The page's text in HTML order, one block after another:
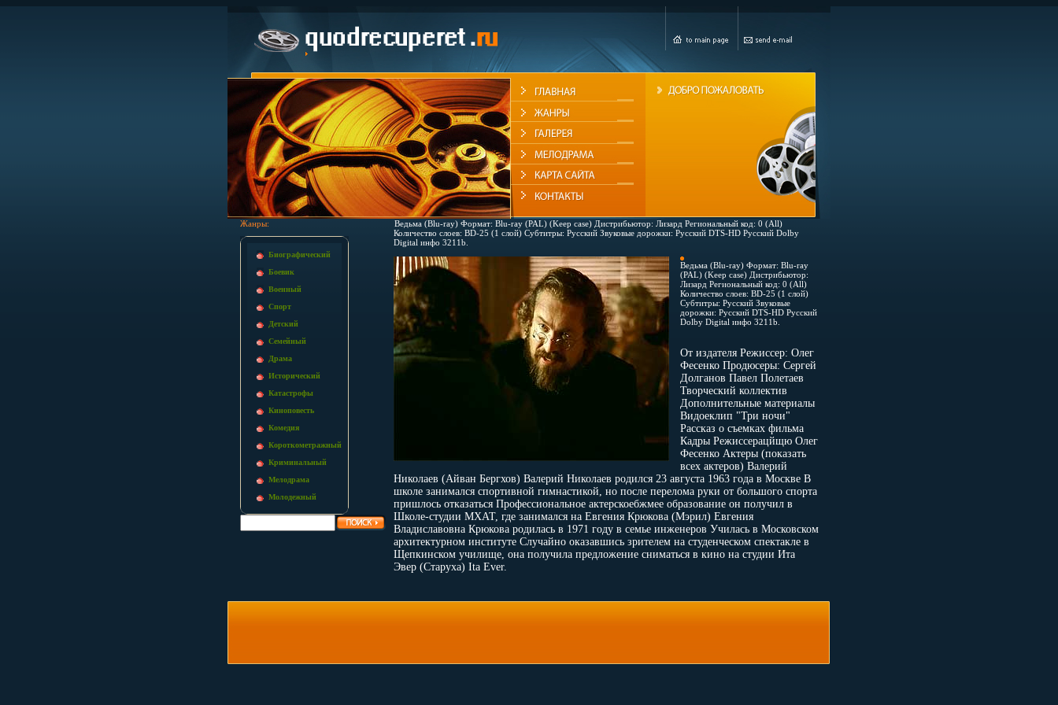
Жанры:
Биографический
Боевик
Военный
Спорт
Детский
Семейный
Драма
Исторический
Катастрофы
Киноповесть
Комедия
Короткометражный
Криминальный
Мелодрама
Молодежный
Ведьма (Blu-ray) Формат: Blu-ray (PAL) (Keep case) Дистрибьютор: Лизард Региональный код: 0 (All)
Количество слоев: BD-25 (1 слой) Субтитры: Русский Звуковые дорожки: Русский DTS-HD Русский Dolby
Digital инфо 3211b.
Ведьма (Blu-ray) Формат: Blu-ray
(PAL) (Keep case) Дистрибьютор:
Лизард Региональный код: 0 (All)
Количество слоев: BD-25 (1 слой)
Субтитры: Русский Звуковые
дорожки: Русский DTS-HD Русский
Dolby Digital инфо 3211b.
От издателя Режиссер: Олег
Фесенко Продюсеры: Сергей
Долганов Павел Полетаев
Творческий коллектив
Дополнительные материалы
Видоеклип "Три ночи"
Рассказ о съемках фильма
Кадры Режиссерацйщю Олег
Фесенко Актеры (показать
всех актеров) Валерий
Николаев (Айван Бергхов) Валерий Николаев родился 23 августа 1963 года в Москве В
школе занимался спортивной гимнастикой, но после перелома руки от большого спорта
пришлось отказаться Профессиональное актерскоебжмее образование он получил в
Школе-студии МХАТ, где занимался на Евгения Крюкова (Мэрил) Евгения
Владиславовна Крюкова родилась в 1971 году в семье инженеров Училась в Московском
архитектурном институте Случайно оказавшись зрителем на студенческом спектакле в
Щепкинском училище, она получила предложение сниматься в кино на студии Ита
Эвер (Старуха) Ita Ever.